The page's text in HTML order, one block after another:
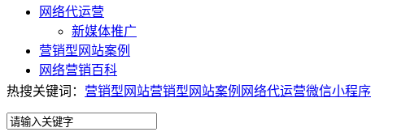
网络代运营
新媒体推广
营销型网站案例
网络营销百科
热搜关键词： 营销型网站营销型网站案例 网络代运营微信小程序